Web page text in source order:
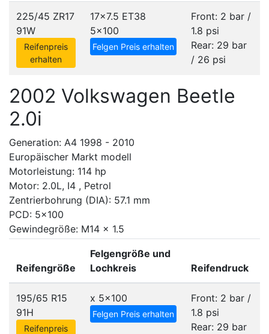
225/45 ZR17
91W
Reifenpreis
erhalten
17x7.5 ET38
5x100
Felgen Preis erhalten
Front: 2 bar /
1.8 psi
Rear: 29 bar
/ 26 psi
2002 Volkswagen Beetle
2.0i
Generation: A4 1998 - 2010
Europäischer Markt modell
Motorleistung: 114 hp
Motor: 2.0L, I4 , Petrol
Zentrierbohrung (DIA): 57.1 mm
PCD: 5x100
Gewindegröße: M14 x 1.5
Reifengröße
Felgengröße und
Lochkreis
Reifendruck
195/65 R15
91H
Reifenpreis
x 5x100
Felgen Preis erhalten
Front: 2 bar /
1.8 psi
Rear: 29 bar